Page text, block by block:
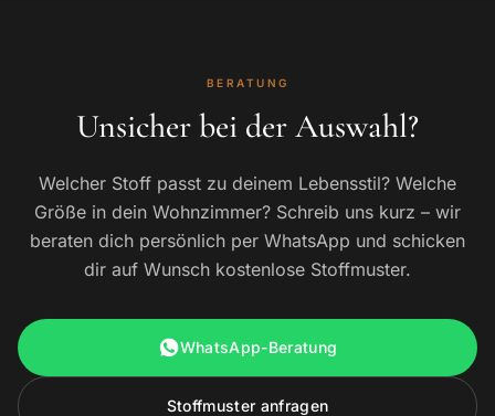
BERATUNG
Unsicher bei der Auswahl?
Welcher Stoff passt zu deinem Lebensstil? Welche
Größe in dein Wohnzimmer? Schreib uns kurz – wir
beraten dich persönlich per WhatsApp und schicken
dir auf Wunsch kostenlose Stoffmuster.
WhatsApp-Beratung
Stoffmuster anfragen